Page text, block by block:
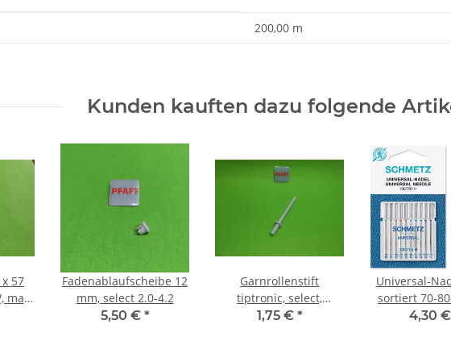
200,00 m
Kunden kauften dazu folgende
57
matt
Fadenablaufscheibe 12
mm, select 2.0-4.2
5,50 € *
Garnrollenstift
tiptronic, select,
creative
1,75 € *
Universal-
sortiert 70-
4,30 €